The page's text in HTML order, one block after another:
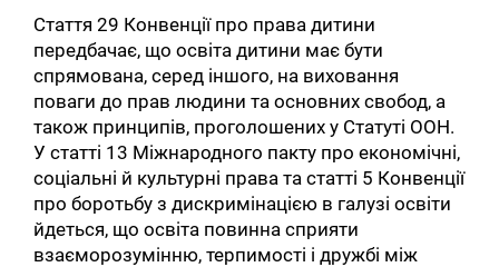
Стаття 29 Конвенції про права дитини
передбачає, що освіта дитини має бути
спрямована, серед іншого, на виховання
поваги до прав людини та основних свобод, а
також принципів, проголошених у Статуті ООН.
У статті 13 Міжнародного пакту про економічні,
соціальні й культурні права та статті 5 Конвенції
про боротьбу з дискримінацією в галузі освіти
йдеться, що освіта повинна сприяти
взаєморозумінню, терпимості і дружбі між